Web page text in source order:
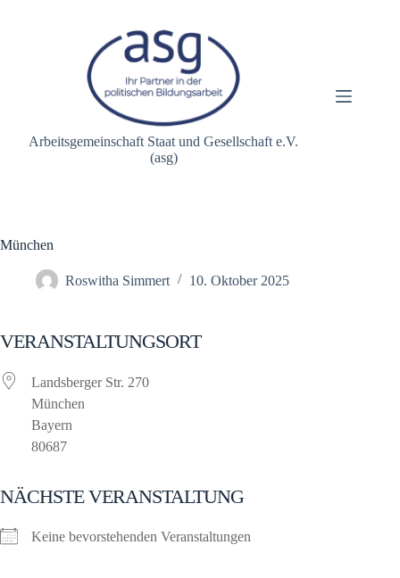
Arbeitsgemeinschaft Staat und Gesellschaft e.V.
(asg)
München
Roswitha Simmert 10. Oktober 2025
VERANSTALTUNGSORT
Landsberger Str. 270
München
Bayern
80687
NÄCHSTE VERANSTALTUNG
Keine bevorstehenden Veranstaltungen